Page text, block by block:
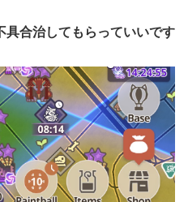
具合治してもらっていいです